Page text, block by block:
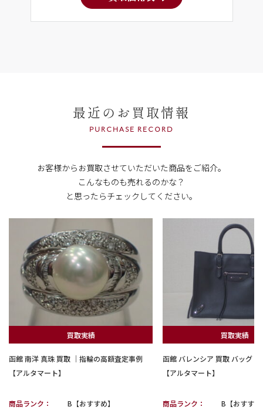
最近のお買取情報
PURCHASE RECORD
お客様からお買取させていただいた商品をご紹介。
こんなものも売れるのかな？
と思ったらチェックしてください。
買取実績
函館 南洋 真珠 買取 ｜指輪の高額査定事例
【アルタマート】
商品ランク：
B【おすすめ】
買取実績
函館 バレンシア 買取 バッグ｜
【アルタマート】
商品ランク：
B【おすすめ